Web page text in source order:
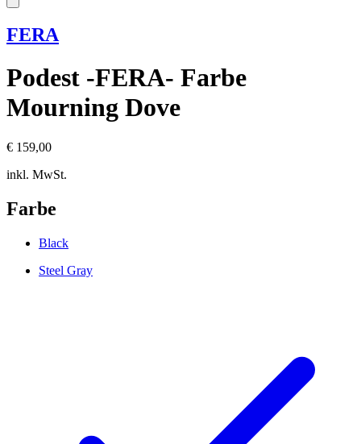
FERA
Podest -FERA- Farbe
Mourning Dove
€ 159,00
inkl. MwSt.
Farbe
Black
Steel Gray